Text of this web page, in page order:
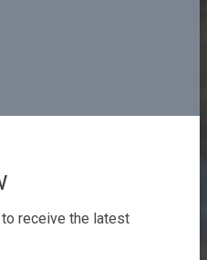
receive the latest